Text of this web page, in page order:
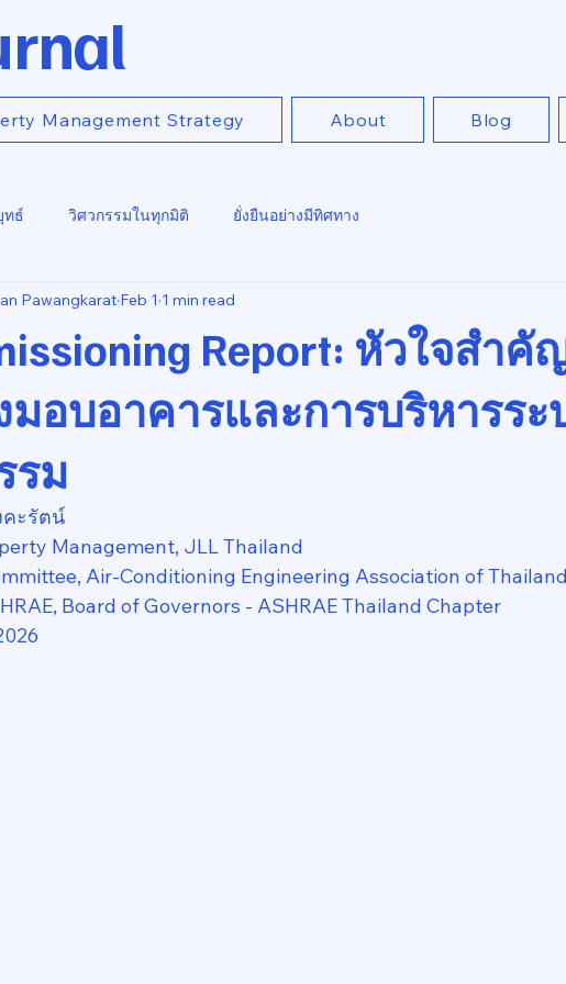
Management Strategy About Blog
ทธ์ วิศวกรรมในทุกมิติ ยั่งยืนอย่างมีทิศทาง
Report: หัวใจสำคั
มอบอาคารและการบริหารระ
รม
Pawangkarat Feb 1 1 min read
ะรัตน์
Management, JLL Thailand
Air-Conditioning Engineering Association of
Board of Governors - ASHRAE Thailand Chapter